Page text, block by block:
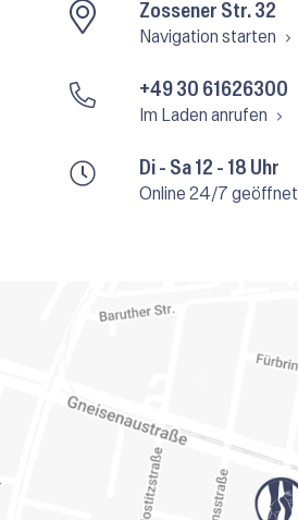
Di - Sa 12 - 18 Uhr
Online 24/7 geöffnet
Zossener Str. 32
Navigation starten
+49 30 61626300
Im Laden anrufen